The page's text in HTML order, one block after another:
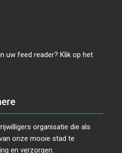
uw feed reader? Klik op het
organisatie die als
onze mooie stad te
en verzorgen.